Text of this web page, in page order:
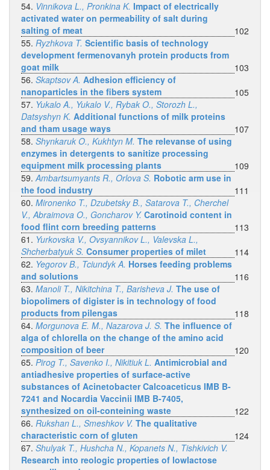
54. Vinnikova L., Pronkina K. Impact of electrically
activated water on permeability of salt during
salting of meat
102
55. Ryzhkova T. Scientific basis of technology
development fermenovanyh protein products from
goat milk
103
56. Skaptsov A. Adhesion efficiency of
nanoparticles in the fibers system
105
57. Yukalo A., Yukalo V., Rybak O., Storozh L.,
Datsyshyn K. Additional functions of milk proteins
and tham usage ways
107
58. Shynkaruk O., Kukhtyn M. The relevanse of using
enzymes in detergents to sanitize processing
equipment milk processing plants
109
59. Ambartsumyants R., Orlova S. Robotic arm use in
the food industry
111
60. Mironenko T., Dzubetsky B., Satarova T., Cherchel
V., Abraimova O., Goncharov Y. Carotinoid content in
food flint corn breeding patterns
113
61. Yurkovska V., Ovsyannikov L., Valevska L.,
Shcherbatyuk S. Consumer properties of milet
114
62. Yegorov B., Tciundyk A. Horses feeding problems
and solutions
116
63. Manoli T., Nikitchina T., Barisheva J. The use of
biopolimers of digister is in technology of food
products from pilengas
118
64. Morgunova E. M., Nazarova J. S. The influence of
alga of chlorella on the change of the amino acid
composition of beer
120
65. Pirog T., Savenko I., Nikitiuk L. Antimicrobial and
antiadhesive properties of surface-active
substances of Acinetobacter Calcoaceticus IMB B-
7241 and Nocardia Vaccinii IMB B-7405,
synthesized on oil-conteining waste
122
66. Rukshan L., Smeshkov V. The qualitative
characteristic corn of gluten
124
67. Shulyak T., Hushcha N., Kopanets N., Tishkivich V.
Research into reologic properties of lowlactose